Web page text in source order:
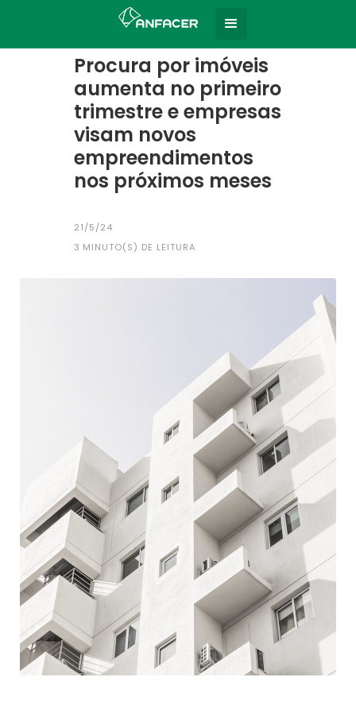
Todas as notícias
Procura por imóveis
aumenta no primeiro
trimestre e empresas
visam novos
empreendimentos
nos próximos meses
21/5/24
3 MINUTO(S) DE LEITURA